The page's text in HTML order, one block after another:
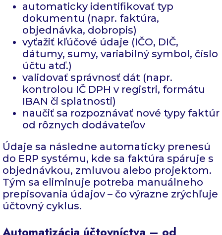
automaticky identifikovať typ
dokumentu (napr. faktúra,
objednávka, dobropis)
vyťažiť kľúčové údaje (IČO, DIČ,
dátumy, sumy, variabilný symbol, číslo
účtu atď.)
validovať správnosť dát (napr.
kontrolou IČ DPH v registri, formátu
IBAN či splatnosti)
naučiť sa rozpoznávať nové typy faktúr
od rôznych dodávateľov
Údaje sa následne automaticky prenesú
do ERP systému, kde sa faktúra spáruje s
objednávkou, zmluvou alebo projektom.
Tým sa eliminuje potreba manuálneho
prepisovania údajov – čo výrazne zrýchľuje
účtovný cyklus.